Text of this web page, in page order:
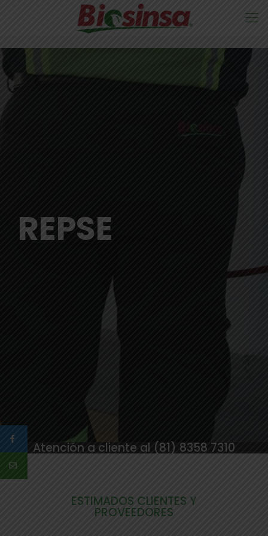
REPSE
Atención a cliente al (81) 8358 7310
ESTIMADOS CLIENTES Y
PROVEEDORES